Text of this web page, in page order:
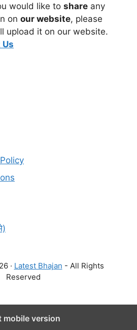
would like to share any
on our website, please
upload it on our website.
· Latest Bhajan - All Rights
Reserved
mobile version